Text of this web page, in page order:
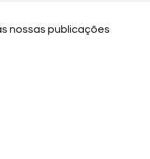
nossas publicações